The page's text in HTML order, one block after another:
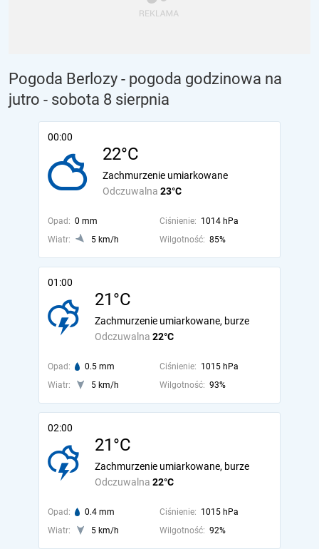
Pogoda Berlozy - pogoda godzinowa na
jutro - sobota 8 sierpnia
00:00
22°C
Odczuwalna 23°C
Zachmurzenie umiarkowane
Opad: 0 mm Ciśnienie: 1014 hPa
Wiatr:
5 km/h Wilgotność: 85%
01:00
21°C
Odczuwalna 22°C
Zachmurzenie umiarkowane, burze
Opad: 0.5 mm Ciśnienie: 1015 hPa
Wiatr:
5 km/h Wilgotność: 93%
02:00
21°C
Odczuwalna 22°C
Zachmurzenie umiarkowane, burze
Opad: 0.4 mm Ciśnienie: 1015 hPa
Wiatr:
5 km/h Wilgotność: 92%